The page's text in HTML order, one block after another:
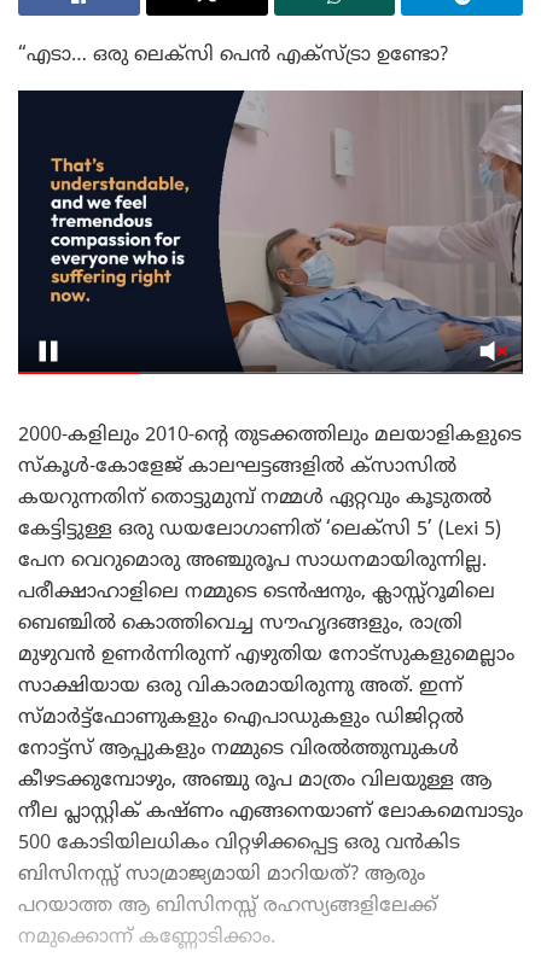
“എടാ… ഒരു ലെക്സി പെൻ എക്സ്ട്രാ ഉണ്ടോ?
2000-കളിലും 2010-ന്റെ തുടക്കത്തിലും മലയാളികളുടെ
സ്കൂൾ-കോളേജ് കാലഘട്ടങ്ങളിൽ ക്സാസിൽ
കയറുന്നതിന് തൊട്ടുമുമ്പ് നമ്മൾ ഏറ്റവും കൂടുതൽ
കേട്ടിട്ടുള്ള ഒരു ഡയലോഗാണിത് ‘ലെക്സി 5’ (Lexi 5)
പേന വെറുമൊരു അഞ്ചുരൂപ സാധനമായിരുന്നില്ല.
പരീക്ഷാഹാളിലെ നമ്മുടെ ടെൻഷനും, ക്ലാസ്സ്‌റൂമിലെ
ബെഞ്ചിൽ കൊത്തിവെച്ച സൗഹൃദങ്ങളും, രാത്രി
മുഴുവൻ ഉണർന്നിരുന്ന് എഴുതിയ നോട്സുകളുമെല്ലാം
സാക്ഷിയായ ഒരു വികാരമായിരുന്നു അത്. ഇന്ന്
സ്മാർട്ട്ഫോണുകളും ഐപാഡുകളും ഡിജിറ്റൽ
നോട്ട്സ് ആപ്പുകളും നമ്മുടെ വിരൽത്തുമ്പുകൾ
കീഴടക്കുമ്പോഴും, അഞ്ചു രൂപ മാത്രം വിലയുള്ള ആ
നീല പ്ലാസ്റ്റിക് കഷ്ണം എങ്ങനെയാണ് ലോകമെമ്പാടും
500 കോടിയിലധികം വിറ്റഴിക്കപ്പെട്ട ഒരു വൻകിട
ബിസിനസ്സ് സാമ്രാജ്യമായി മാറിയത്? ആരും
പറയാത്ത ആ ബിസിനസ്സ് രഹസ്യങ്ങളിലേക്ക്
നമുക്കൊന്ന് കണ്ണോടിക്കാം.